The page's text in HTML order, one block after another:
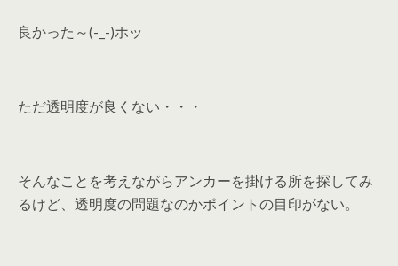
良かった～(-_-)ホッ
ただ透明度が良くない・・・
そんなことを考えながらアンカーを掛ける所を探してみ
るけど、透明度の問題なのかポイントの目印がない。